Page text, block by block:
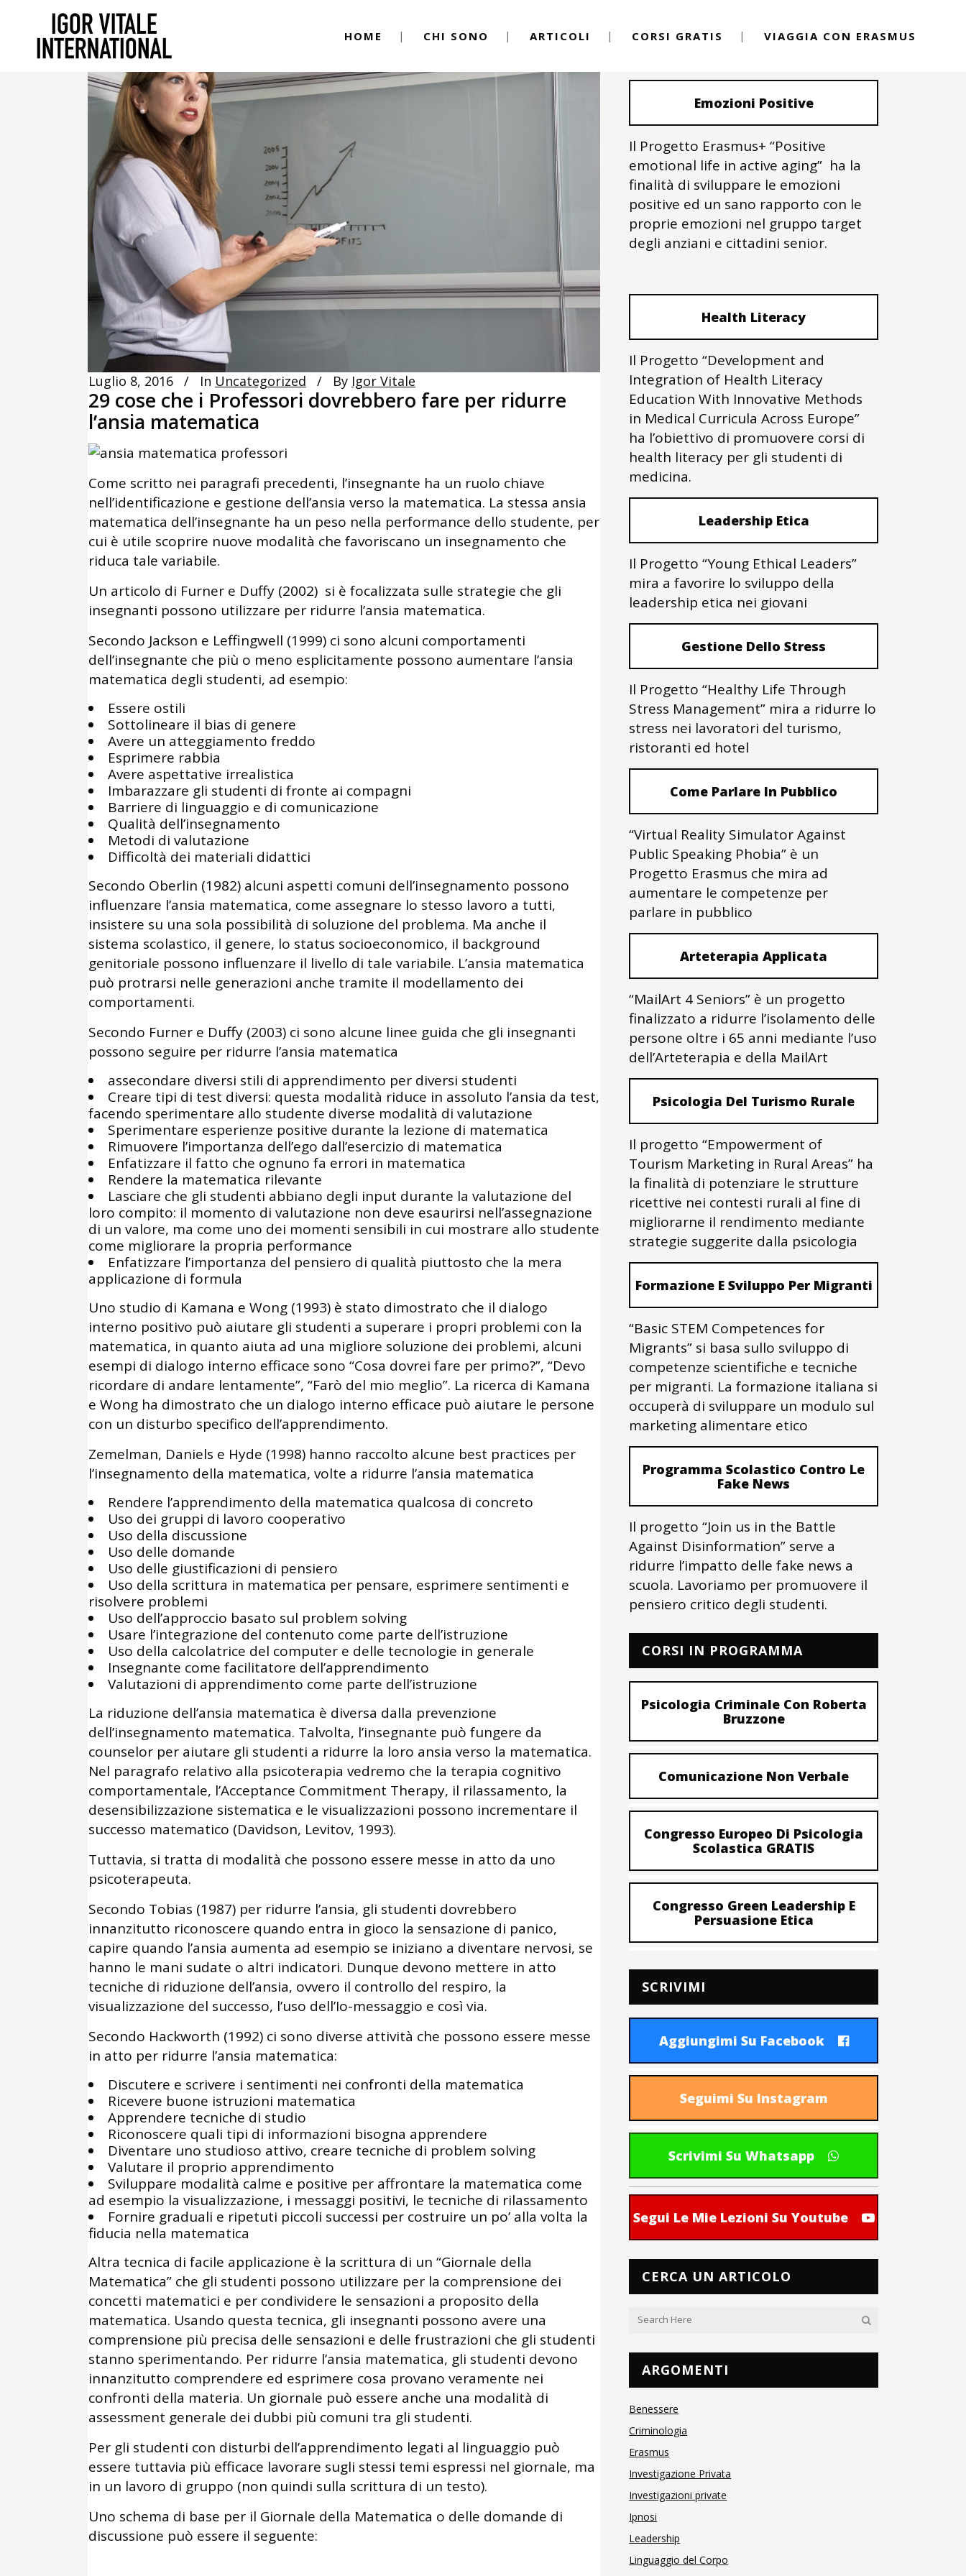
HOME CHI SONO ARTICOLI CORSI GRATIS VIAGGIA CON ERASMUS
Luglio 8, 2016 In Uncategorized By Igor Vitale
29 cose che i Professori dovrebbero fare per ridurre
l’ansia matematica
Come scritto nei paragrafi precedenti, l’insegnante ha un ruolo chiave
nell’identificazione e gestione dell’ansia verso la matematica. La stessa ansia
matematica dell’insegnante ha un peso nella performance dello studente, per
cui è utile scoprire nuove modalità che favoriscano un insegnamento che
riduca tale variabile.
Un articolo di Furner e Duffy (2002) si è focalizzata sulle strategie che gli
insegnanti possono utilizzare per ridurre l’ansia matematica.
Secondo Jackson e Leffingwell (1999) ci sono alcuni comportamenti
dell’insegnante che più o meno esplicitamente possono aumentare l’ansia
matematica degli studenti, ad esempio:
Essere ostili
Sottolineare il bias di genere
Avere un atteggiamento freddo
Esprimere rabbia
Avere aspettative irrealistica
Imbarazzare gli studenti di fronte ai compagni
Barriere di linguaggio e di comunicazione
Qualità dell’insegnamento
Metodi di valutazione
Difficoltà dei materiali didattici
Secondo Oberlin (1982) alcuni aspetti comuni dell’insegnamento possono
influenzare l’ansia matematica, come assegnare lo stesso lavoro a tutti,
insistere su una sola possibilità di soluzione del problema. Ma anche il
sistema scolastico, il genere, lo status socioeconomico, il background
genitoriale possono influenzare il livello di tale variabile. L’ansia matematica
può protrarsi nelle generazioni anche tramite il modellamento dei
comportamenti.
Secondo Furner e Duffy (2003) ci sono alcune linee guida che gli insegnanti
possono seguire per ridurre l’ansia matematica
assecondare diversi stili di apprendimento per diversi studenti
Creare tipi di test diversi: questa modalità riduce in assoluto l’ansia da test,
facendo sperimentare allo studente diverse modalità di valutazione
Sperimentare esperienze positive durante la lezione di matematica
Rimuovere l’importanza dell’ego dall’esercizio di matematica
Enfatizzare il fatto che ognuno fa errori in matematica
Rendere la matematica rilevante
Lasciare che gli studenti abbiano degli input durante la valutazione del
loro compito: il momento di valutazione non deve esaurirsi nell’assegnazione
di un valore, ma come uno dei momenti sensibili in cui mostrare allo studente
come migliorare la propria performance
Enfatizzare l’importanza del pensiero di qualità piuttosto che la mera
applicazione di formula
Uno studio di Kamana e Wong (1993) è stato dimostrato che il dialogo
interno positivo può aiutare gli studenti a superare i propri problemi con la
matematica, in quanto aiuta ad una migliore soluzione dei problemi, alcuni
esempi di dialogo interno efficace sono “Cosa dovrei fare per primo?”, “Devo
ricordare di andare lentamente”, “Farò del mio meglio”. La ricerca di Kamana
e Wong ha dimostrato che un dialogo interno efficace può aiutare le persone
con un disturbo specifico dell’apprendimento.
Zemelman, Daniels e Hyde (1998) hanno raccolto alcune best practices per
l’insegnamento della matematica, volte a ridurre l’ansia matematica
Rendere l’apprendimento della matematica qualcosa di concreto
Uso dei gruppi di lavoro cooperativo
Uso della discussione
Uso delle domande
Uso delle giustificazioni di pensiero
Uso della scrittura in matematica per pensare, esprimere sentimenti e
risolvere problemi
Uso dell’approccio basato sul problem solving
Usare l’integrazione del contenuto come parte dell’istruzione
Uso della calcolatrice del computer e delle tecnologie in generale
Insegnante come facilitatore dell’apprendimento
Valutazioni di apprendimento come parte dell’istruzione
La riduzione dell’ansia matematica è diversa dalla prevenzione
dell’insegnamento matematica. Talvolta, l’insegnante può fungere da
counselor per aiutare gli studenti a ridurre la loro ansia verso la matematica.
Nel paragrafo relativo alla psicoterapia vedremo che la terapia cognitivo
comportamentale, l’Acceptance Commitment Therapy, il rilassamento, la
desensibilizzazione sistematica e le visualizzazioni possono incrementare il
successo matematico (Davidson, Levitov, 1993).
Tuttavia, si tratta di modalità che possono essere messe in atto da uno
psicoterapeuta.
Secondo Tobias (1987) per ridurre l’ansia, gli studenti dovrebbero
innanzitutto riconoscere quando entra in gioco la sensazione di panico,
capire quando l’ansia aumenta ad esempio se iniziano a diventare nervosi, se
hanno le mani sudate o altri indicatori. Dunque devono mettere in atto
tecniche di riduzione dell’ansia, ovvero il controllo del respiro, la
visualizzazione del successo, l’uso dell’Io-messaggio e così via.
Secondo Hackworth (1992) ci sono diverse attività che possono essere messe
in atto per ridurre l’ansia matematica:
Discutere e scrivere i sentimenti nei confronti della matematica
Ricevere buone istruzioni matematica
Apprendere tecniche di studio
Riconoscere quali tipi di informazioni bisogna apprendere
Diventare uno studioso attivo, creare tecniche di problem solving
Valutare il proprio apprendimento
Sviluppare modalità calme e positive per affrontare la matematica come
ad esempio la visualizzazione, i messaggi positivi, le tecniche di rilassamento
Fornire graduali e ripetuti piccoli successi per costruire un po’ alla volta la
fiducia nella matematica
Altra tecnica di facile applicazione è la scrittura di un “Giornale della
Matematica” che gli studenti possono utilizzare per la comprensione dei
concetti matematici e per condividere le sensazioni a proposito della
matematica. Usando questa tecnica, gli insegnanti possono avere una
comprensione più precisa delle sensazioni e delle frustrazioni che gli studenti
stanno sperimentando. Per ridurre l’ansia matematica, gli studenti devono
innanzitutto comprendere ed esprimere cosa provano veramente nei
confronti della materia. Un giornale può essere anche una modalità di
assessment generale dei dubbi più comuni tra gli studenti.
Per gli studenti con disturbi dell’apprendimento legati al linguaggio può
essere tuttavia più efficace lavorare sugli stessi temi espressi nel giornale, ma
in un lavoro di gruppo (non quindi sulla scrittura di un testo).
Uno schema di base per il Giornale della Matematica o delle domande di
discussione può essere il seguente:
Emozioni Positive
Il Progetto Erasmus+ “Positive
emotional life in active aging” ha la
finalità di sviluppare le emozioni
positive ed un sano rapporto con le
proprie emozioni nel gruppo target
degli anziani e cittadini senior.
Health Literacy
Il Progetto “Development and
Integration of Health Literacy
Education With Innovative Methods
in Medical Curricula Across Europe”
ha l’obiettivo di promuovere corsi di
health literacy per gli studenti di
medicina.
Leadership Etica
Il Progetto “Young Ethical Leaders”
mira a favorire lo sviluppo della
leadership etica nei giovani
Gestione Dello Stress
Il Progetto “Healthy Life Through
Stress Management” mira a ridurre lo
stress nei lavoratori del turismo,
ristoranti ed hotel
Come Parlare In Pubblico
“Virtual Reality Simulator Against
Public Speaking Phobia” è un
Progetto Erasmus che mira ad
aumentare le competenze per
parlare in pubblico
Arteterapia Applicata
“MailArt 4 Seniors” è un progetto
finalizzato a ridurre l’isolamento delle
persone oltre i 65 anni mediante l’uso
dell’Arteterapia e della MailArt
Psicologia Del Turismo Rurale
Il progetto “Empowerment of
Tourism Marketing in Rural Areas” ha
la finalità di potenziare le strutture
ricettive nei contesti rurali al fine di
migliorarne il rendimento mediante
strategie suggerite dalla psicologia
Formazione E Sviluppo Per Migranti
“Basic STEM Competences for
Migrants” si basa sullo sviluppo di
competenze scientifiche e tecniche
per migranti. La formazione italiana si
occuperà di sviluppare un modulo sul
marketing alimentare etico
Programma Scolastico Contro Le
Fake News
Il progetto “Join us in the Battle
Against Disinformation” serve a
ridurre l’impatto delle fake news a
scuola. Lavoriamo per promuovere il
pensiero critico degli studenti.
CORSI IN PROGRAMMA
Psicologia Criminale Con Roberta
Bruzzone
Comunicazione Non Verbale
Congresso Europeo Di Psicologia
Scolastica GRATIS
Congresso Green Leadership E
Persuasione Etica
SCRIVIMI
Aggiungimi Su Facebook
Seguimi Su Instagram
Scrivimi Su Whatsapp
Segui Le Mie Lezioni Su Youtube
CERCA UN ARTICOLO
ARGOMENTI
Benessere
Criminologia
Erasmus
Investigazione Privata
Investigazioni private
Ipnosi
Leadership
Linguaggio del Corpo